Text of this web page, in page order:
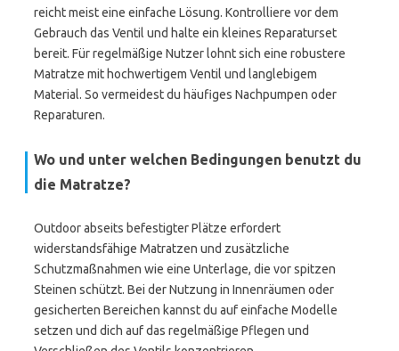
reicht meist eine einfache Lösung. Kontrolliere vor dem
Gebrauch das Ventil und halte ein kleines Reparaturset
bereit. Für regelmäßige Nutzer lohnt sich eine robustere
Matratze mit hochwertigem Ventil und langlebigem
Material. So vermeidest du häufiges Nachpumpen oder
Reparaturen.
Wo und unter welchen Bedingungen benutzt du
die Matratze?
Outdoor abseits befestigter Plätze erfordert
widerstandsfähige Matratzen und zusätzliche
Schutzmaßnahmen wie eine Unterlage, die vor spitzen
Steinen schützt. Bei der Nutzung in Innenräumen oder
gesicherten Bereichen kannst du auf einfache Modelle
setzen und dich auf das regelmäßige Pflegen und